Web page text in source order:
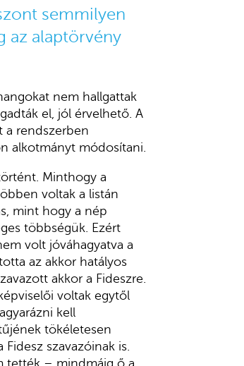
semmilyen
az alaptörvény
nem hallgattak
el, jól érvelhető. A
a rendszerben
alkotmányt módosítani.
Minthogy a
voltak a listán
mint hogy a nép
többségük. Ezért
volt jóváhagyatva a
az akkor hatályos
akkor a Fideszre.
voltak egytől
kell
tökéletesen
szavazóinak is.
tették – mindmáig ő a